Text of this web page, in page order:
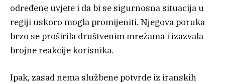
određene uvjete i da bi se sigurnosna situacija u
regiji uskoro mogla promijeniti. Njegova poruka
brzo se proširila društvenim mrežama i izazvala
brojne reakcije korisnika.
Ipak, zasad nema službene potvrde iz iranskih